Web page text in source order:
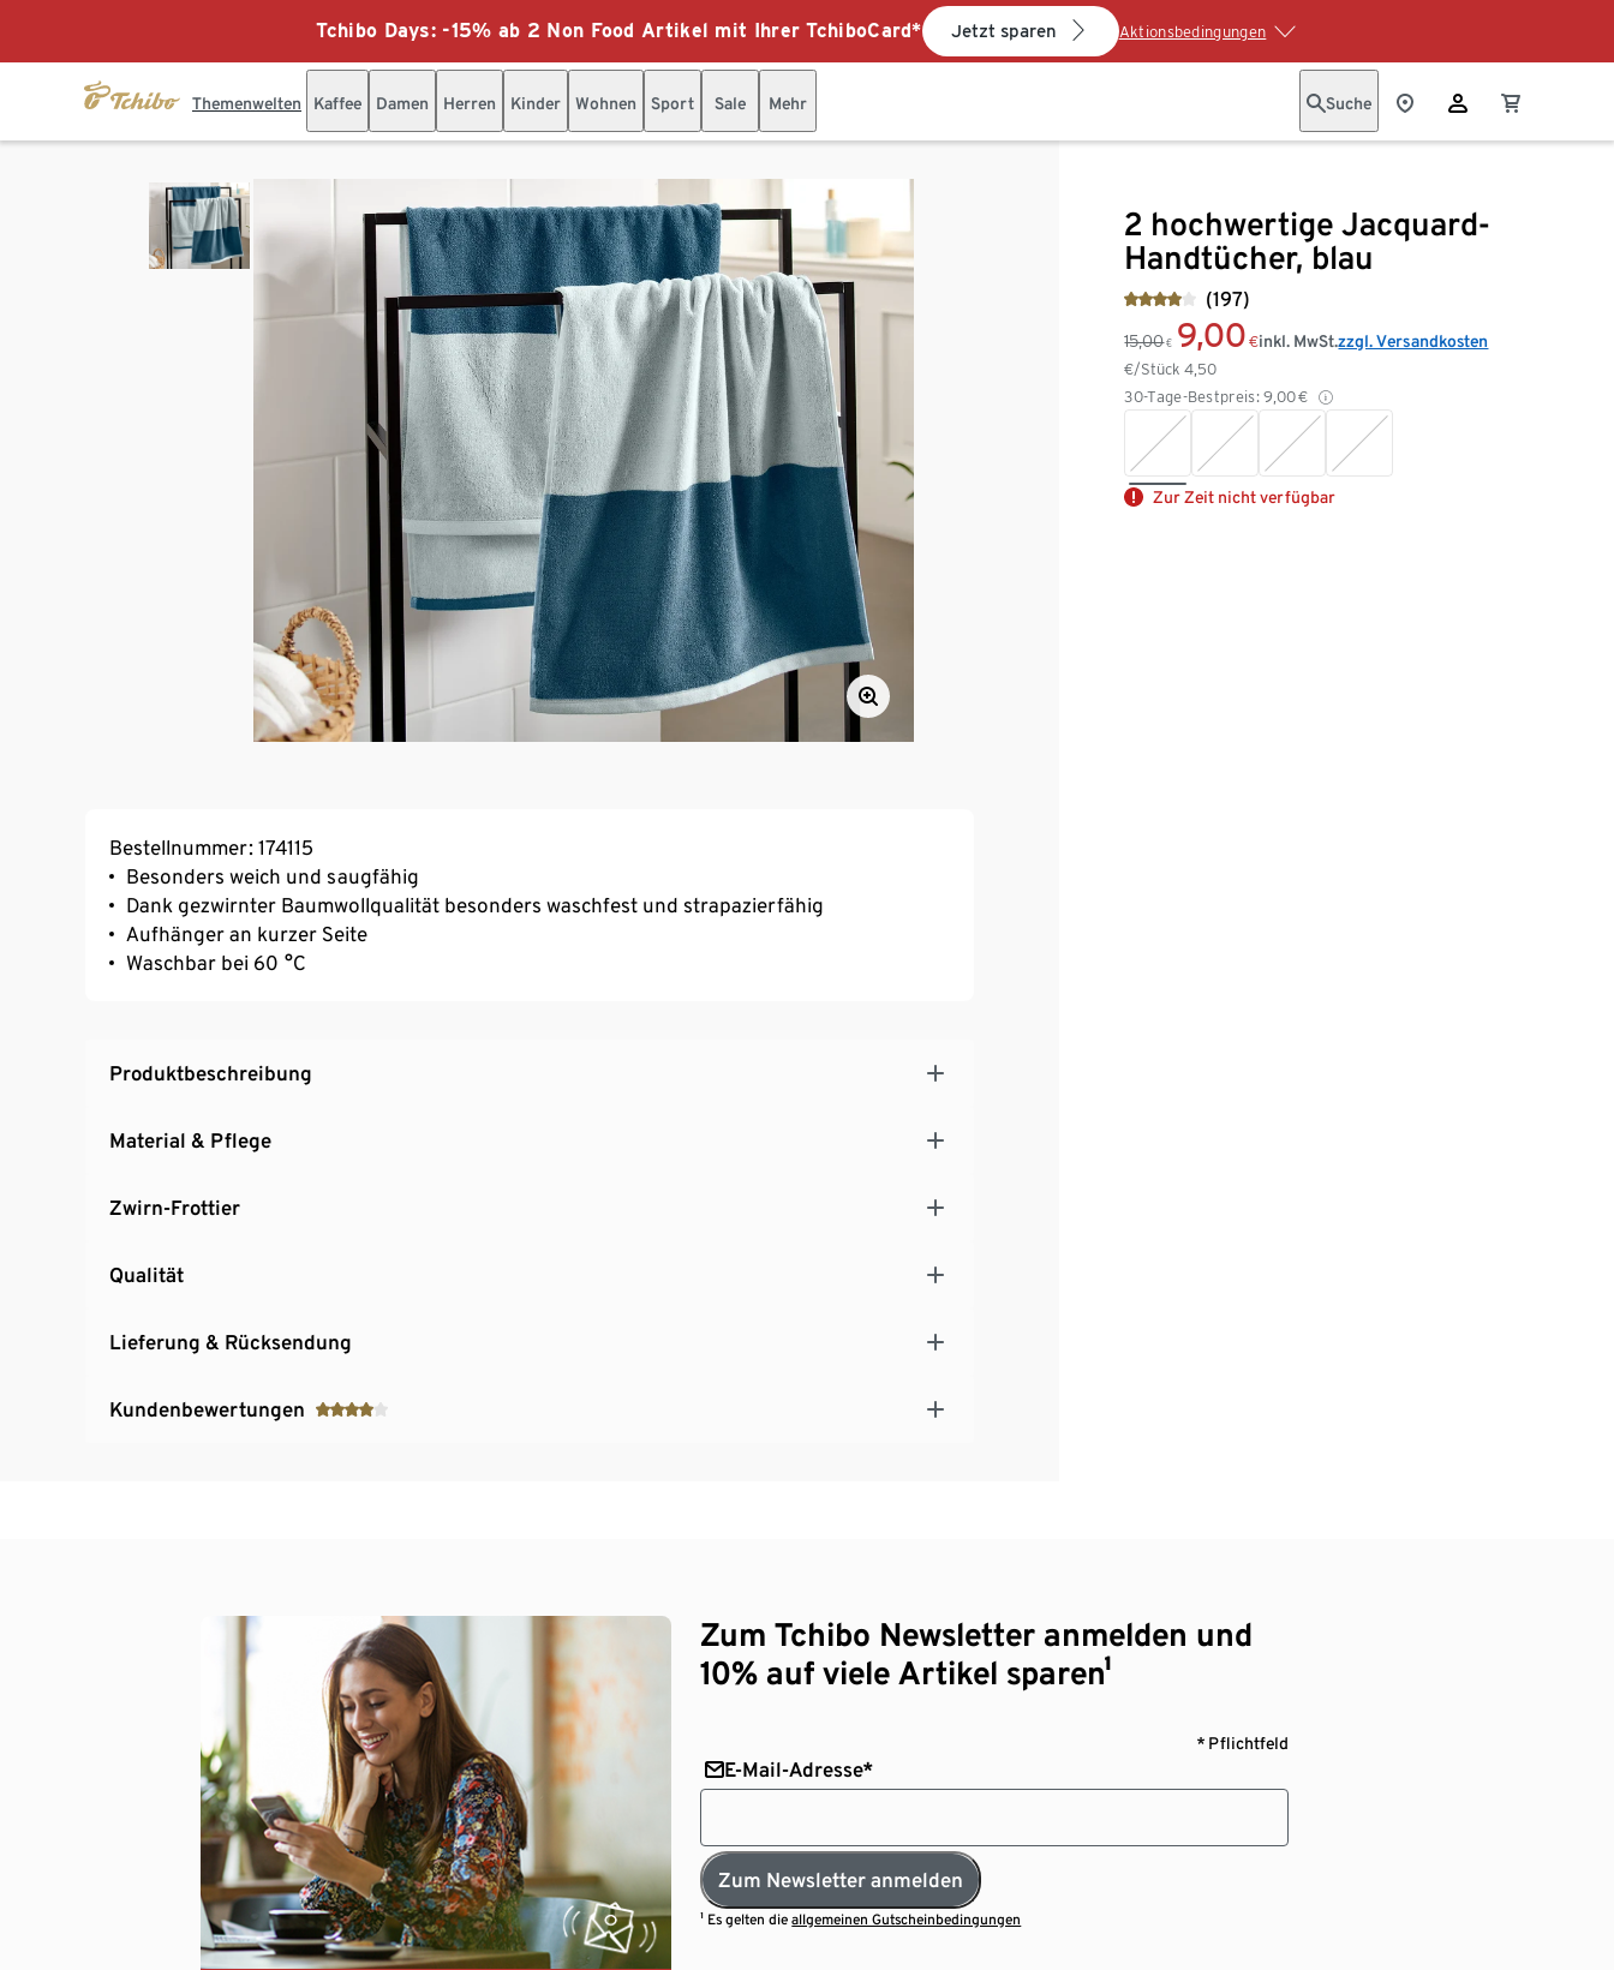
Tchibo Days: -15% ab 2 Non Food Artikel mit Ihrer TchiboCard* Jetzt sparen Aktionsbedingungen
Themenwelten Kaffee Damen Herren Kinder Wohnen Sport Sale Mehr Suche
2 hochwertige Jacquard-
Handtücher, blau
(197)
15,00 € 9,00 €
€/Stück4,50
30-Tage-Bestpreis: 9,00€
inkl. MwSt.zzgl. Versandkosten
Zur Zeit nicht verfügbar
Bestellnummer: 174115
Besonders weich und saugfähig
Dank gezwirnter Baumwollqualität besonders waschfest und strapazierfähig
Aufhänger an kurzer Seite
Waschbar bei 60 °C
Produktbeschreibung
Material & Pflege
Zwirn-Frottier
Qualität
Lieferung & Rücksendung
Kundenbewertungen
Zum Tchibo Newsletter anmelden und
10% auf viele Artikel sparen¹
* Pflichtfeld
E-Mail-Adresse*
Zum Newsletter anmelden
¹ Es gelten dieallgemeinen Gutscheinbedingungen